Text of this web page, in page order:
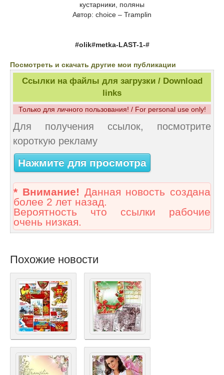
кустарники, поляны
Автор: choice – Tramplin
#olik#metka-LAST-1-#
Посмотреть и скачать другие мои публикации
Ссылки на файлы для загрузки / Download
links
Только для личного пользования! / For personal use only!
Для получения ссылок, посмотрите
короткую рекламу
Нажмите для просмотра
* Внимание! Данная новость создана
более 2 лет назад.
Вероятность что ссылки рабочие
очень низкая.
Похожие новости